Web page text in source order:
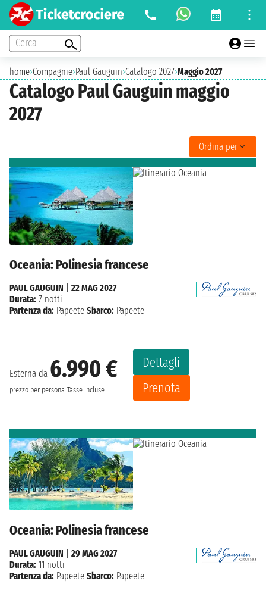
Cerca
home›Compagnie›Paul Gauguin›Catalogo 2027›Maggio 2027
Catalogo Paul Gauguin maggio
2027
Ordina per
Oceania: Polinesia francese
Esterna da 6.990 €
prezzo per persona Tasse incluse
Dettagli
Prenota
PAUL GAUGUIN
22 MAG 2027
Durata: 7 notti
Partenza da: Papeete Sbarco: Papeete
Oceania: Polinesia francese
PAUL GAUGUIN
29 MAG 2027
Durata: 11 notti
Partenza da: Papeete Sbarco: Papeete